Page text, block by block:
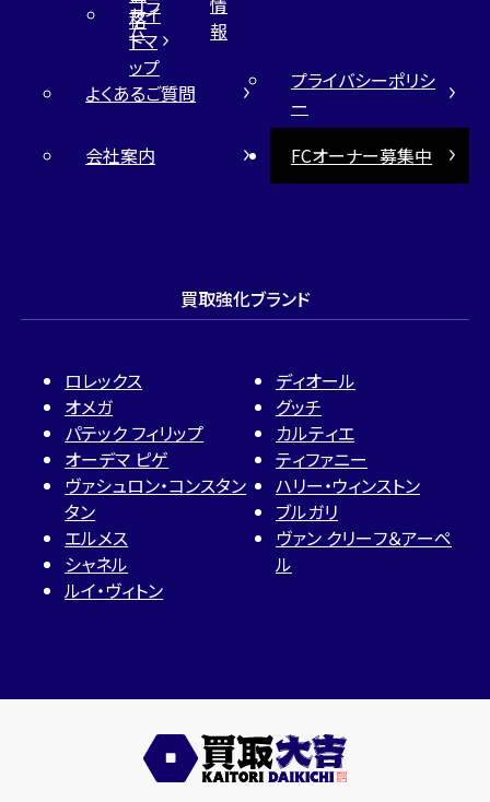
格
ム
報
サイ
トマ
ップ
よくあるご質問
プライバシーポリシ
ー
会社案内
FCオーナー募集中
買取強化ブランド
ロレックス
オメガ
パテック フィリップ
オーデマ ピゲ
ヴァシュロン・コンスタン
タン
エルメス
シャネル
ルイ・ヴィトン
ディオール
グッチ
カルティエ
ティファニー
ハリー・ウィンストン
ブルガリ
ヴァン クリーフ＆アーペ
ル